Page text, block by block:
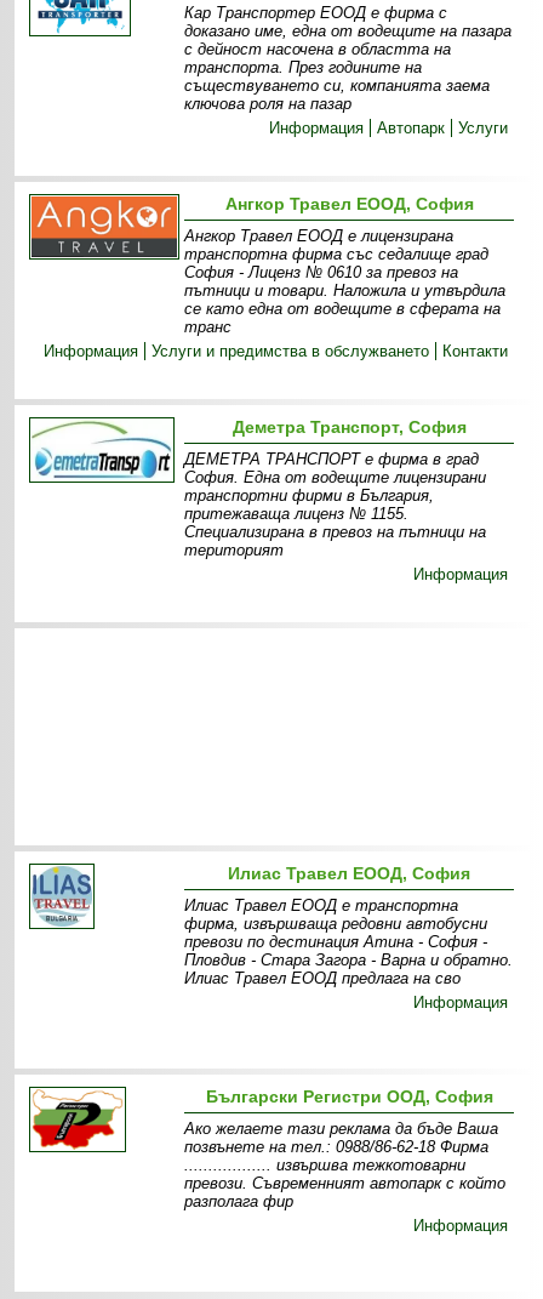
Кар Транспортер ЕООД е фирма с
доказано име, една от водещите на пазара
с дейност насочена в областта на
транспорта. През годините на
съществуването си, компанията заема
ключова роля на пазар
Информация
Автопарк Услуги
Ангкор Травел ЕООД, София
Ангкор Травел ЕООД е лицензирана
транспортна фирма със седалище град
София - Лиценз № 0610 за превоз на
пътници и товари. Наложила и утвърдила
се като една от водещите в сферата на
транс
Информация
Услуги и предимства в обслужването Контакти
Деметра Транспорт, София
ДЕМЕТРА ТРАНСПОРТ е фирма в град
София. Една от водещите лицензирани
транспортни фирми в България,
притежаваща лиценз № 1155.
Специализирана в превоз на пътници на
територият
Информация
Илиас Травел ЕООД, София
Илиас Травел ЕООД е транспортна
фирма, извършваща редовни автобусни
превози по дестинация Атина - София -
Пловдив - Стара Загора - Варна и обратно.
Илиас Травел ЕООД предлага на сво
Информация
Български Регистри ООД, София
Ако желаете тази реклама да бъде Ваша
позвънете на тел.: 0988/86-62-18 Фирма
.................. извършва тежкотоварни
превози. Съвременният автопарк с който
разполага фир
Информация